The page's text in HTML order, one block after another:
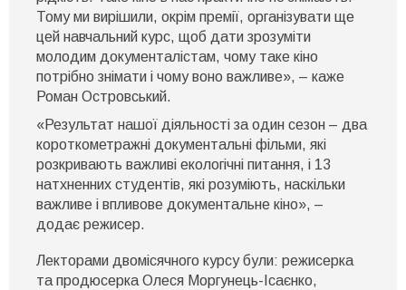
Тому ми вирішили, окрім премії, організувати ще
цей навчальний курс, щоб дати зрозуміти
молодим документалістам, чому таке кіно
потрібно знімати і чому воно важливе», – каже
Роман Островський.
«Результат нашої діяльності за один сезон – два
короткометражні документальні фільми, які
розкривають важливі екологічні питання, і 13
натхненних студентів, які розуміють, наскільки
важливе і впливове документальне кіно», –
додає режисер.
Лекторами двомісячного курсу були: режисерка
та продюсерка Олеся Моргунець-Ісаєнко,